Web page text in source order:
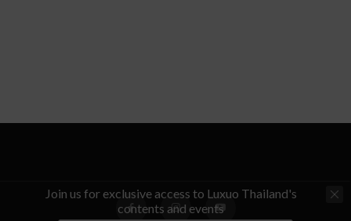
Join us for exclusive access to Luxuo Thailand's
contents and events